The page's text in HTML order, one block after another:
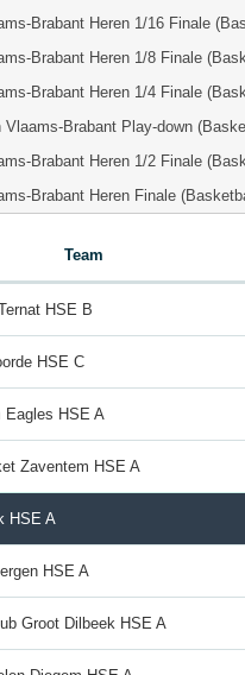
Brabant Heren 1/16 Finale
Brabant Heren 1/8 Finale
Brabant Heren 1/4 Finale
Vlaams-Brabant Play-down
Brabant Heren 1/2 Finale
Brabant Heren Finale
Team
HSE B
HSE C
Eagles HSE A
Zaventem HSE A
HSE A
HSE A
Groot Dilbeek HSE A